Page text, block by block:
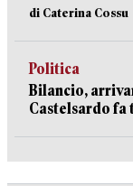
di Caterina Cossu
Politica
Bilancio,
Castelsardo fa